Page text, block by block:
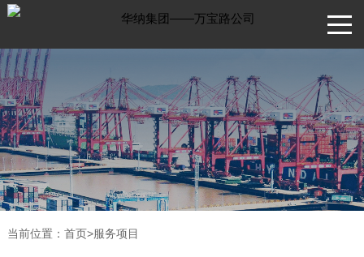
当前位置： 首页>服务项目